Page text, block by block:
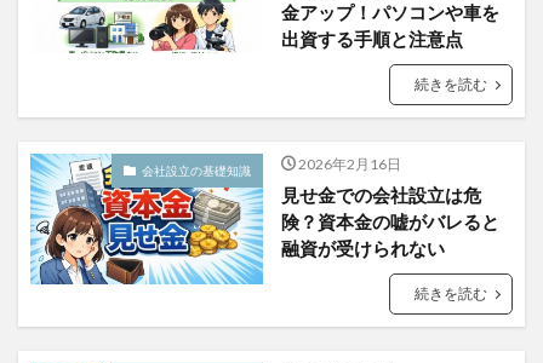
金アップ！パソコンや車を
出資する手順と注意点
続きを読む
会社設立の基礎知識 2026年2月16日
見せ金での会社設立は危
険？資本金の嘘がバレると
融資が受けられない
続きを読む